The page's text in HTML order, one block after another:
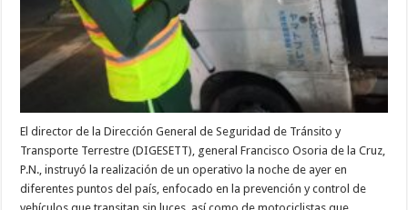
El director de la Dirección General de Seguridad de Tránsito y
Transporte Terrestre (DIGESETT), general Francisco Osoria de la Cruz,
P.N., instruyó la realización de un operativo la noche de ayer en
diferentes puntos del país, enfocado en la prevención y control de
vehículos que transitan sin luces, así como de motociclistas que